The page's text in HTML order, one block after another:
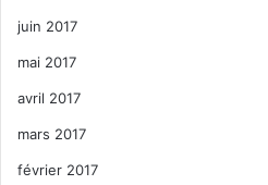
juin 2017
mai 2017
avril 2017
mars 2017
février 2017